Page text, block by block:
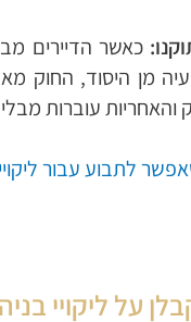
כאשר הדיירים
מן היסוד, החוק
עוברות
לתבוע עבור
על ליקויי בניה